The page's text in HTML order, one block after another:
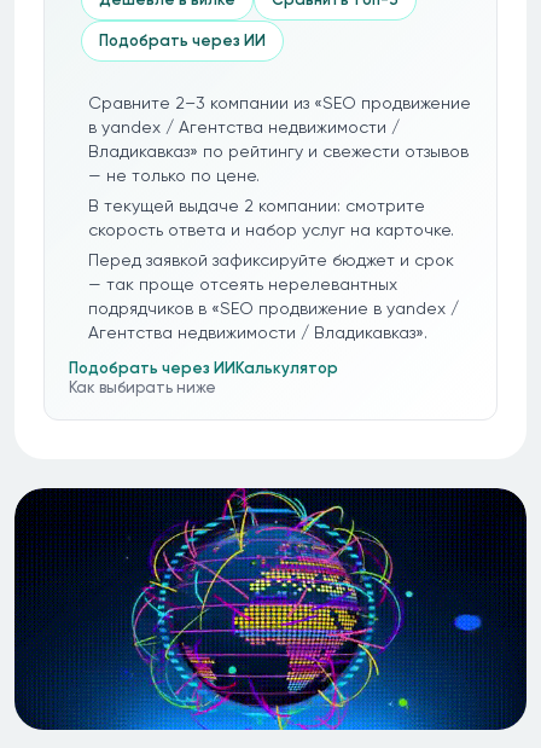
Подобрать через ИИ
Сравните 2–3 компании из «SEO продвижение
в yandex / Агентства недвижимости /
Владикавказ» по рейтингу и свежести отзывов
— не только по цене.
В текущей выдаче 2 компании: смотрите
скорость ответа и набор услуг на карточке.
Перед заявкой зафиксируйте бюджет и срок
— так проще отсеять нерелевантных
подрядчиков в «SEO продвижение в yandex /
Агентства недвижимости / Владикавказ».
Подобрать через ИИ Калькулятор
Как выбирать ниже